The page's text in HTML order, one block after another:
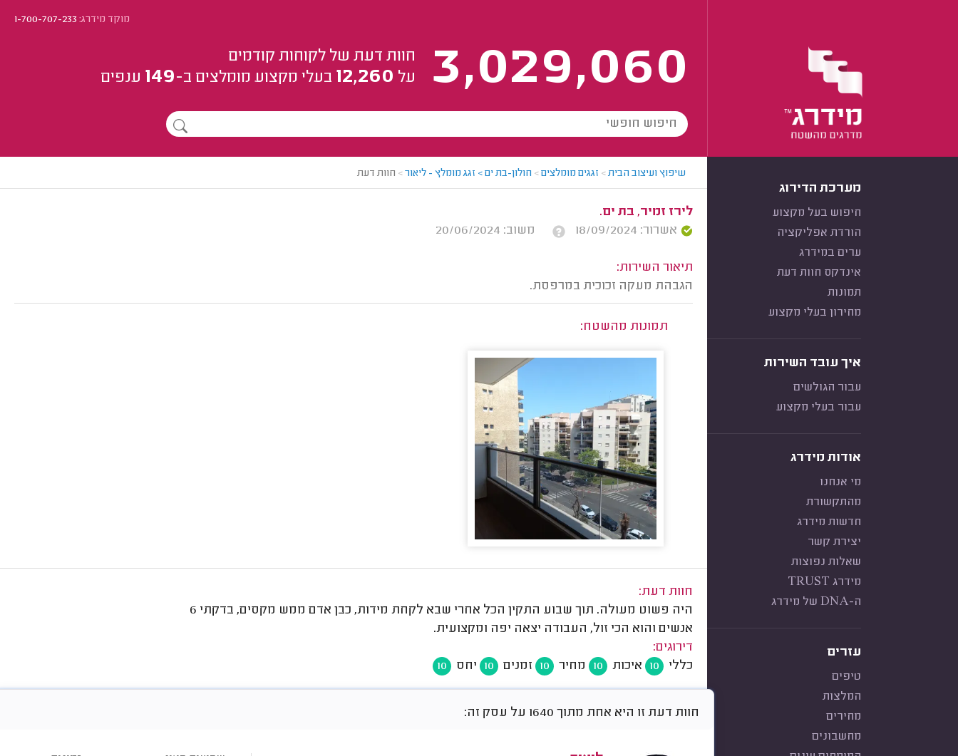
מוקד מידרג:1-700-707-233
3,029,060
חוות דעת של לקוחות קודמים
על 12,260 בעלי מקצוע מומלצים ב-149 ענפים
מערכת הדירוג
חיפוש בעל מקצוע
הורדת אפליקציה
ערים במידרג
אינדקס חוות דעת
תמונות
מחירון בעלי מקצוע
איך עובד השירות
עבור הגולשים
עבור בעלי מקצוע
אודות מידרג
מי אנחנו
מהתקשורת
חדשות מידרג
יצירת קשר
שאלות נפוצות
מידרג TRUST
ה-DNA של מידרג
עזרים
טיפים
המלצות
מחירים
מחשבונים
שיפוץ ועיצוב הבית> זגגים מומלצים> חולון-בת ים > זגג מומלץ - ליאור> חוות דעת
לירז זמיר, בת ים.
אשרור: 18/09/2024
משוב: 20/06/2024
תיאור השירות:
הגבהת מעקה זכוכית במרפסת.
תמונות מהשטח:
חוות דעת:
היה פשוט מעולה. תוך שבוע התקין הכל אחרי שבא לקחת מידות, כבן אדם ממש מקסים, בדקתי 6
אנשים והוא הכי זול, העבודה יצאה יפה ומקצועית.
דירוגים:
כללי
10 איכות 10 מחיר 10 זמנים 10 יחס 10
חוות דעת זו היא אחת מתוך 1640 על עסק זה: